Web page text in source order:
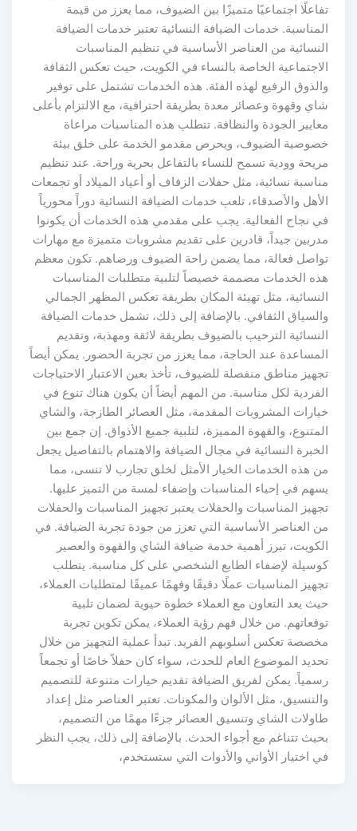
تفاعلًا اجتماعيًا متميزًا بين الضيوف، مما يعزز من قيمة
المناسبة. خدمات الضيافة النسائية تعتبر خدمات الضيافة
النسائية من العناصر الأساسية في تنظيم المناسبات
الاجتماعية الخاصة بالنساء في الكويت، حيث تعكس الثقافة
والذوق الرفيع لهذه الفئة. هذه الخدمات تشتمل على توفير
شاي وقهوة وعصائر معدة بطريقة احترافية، مع الالتزام بأعلى
معايير الجودة والنظافة. تتطلب هذه المناسبات مراعاة
خصوصية الضيوف، ويحرص مقدمو الخدمة على خلق بيئة
مريحة وودية تسمح للنساء بالتفاعل بحرية وراحة. عند تنظيم
مناسبة نسائية، مثل حفلات الزفاف أو أعياد الميلاد أو تجمعات
الأهل والأصدقاء، تلعب خدمات الضيافة النسائية دوراً محورياً
في نجاح الفعالية. يجب على مقدمي هذه الخدمات أن يكونوا
مدربين جيداً، قادرين على تقديم مشروبات متميزة مع مهارات
تواصل فعالة، مما يضمن راحة الضيوف ورضاهم. تكون معظم
هذه الخدمات مصممة خصيصاً لتلبية متطلبات المناسبات
النسائية، مثل تهيئة المكان بطريقة تعكس المظهر الجمالي
والسياق الثقافي. بالإضافة إلى ذلك، تشمل خدمات الضيافة
النسائية الترحيب بالضيوف بطريقة لائقة ومهذبة، وتقديم
المساعدة عند الحاجة، مما يعزز من تجربة الحضور. يمكن أيضاً
تجهيز مناطق منفصلة للضيوف، تأخذ بعين الاعتبار الاحتياجات
الفردية لكل مناسبة. من المهم أيضاً أن يكون هناك تنوع في
خيارات المشروبات المقدمة، مثل العصائر الطازجة، والشاي
المتنوع، والقهوة المميزة، لتلبية جميع الأذواق. إن جمع بين
الخبرة النسائية في مجال الضيافة والاهتمام بالتفاصيل يجعل
من هذه الخدمات الخيار الأمثل لخلق تجارب لا تنسى، مما
يسهم في إحياء المناسبات وإضفاء لمسة من التميز عليها.
تجهيز المناسبات والحفلات يعتبر تجهيز المناسبات والحفلات
من العناصر الأساسية التي تعزز من جودة تجربة الضيافة. في
الكويت، تبرز أهمية خدمة ضيافة الشاي والقهوة والعصير
كوسيلة لإضفاء الطابع الشخصي على كل مناسبة. يتطلب
تجهيز المناسبات عملًا دقيقًا وفهمًا عميقًا لمتطلبات العملاء،
حيث يعد التعاون مع العملاء خطوة حيوية لضمان تلبية
توقعاتهم. من خلال فهم رؤية العملاء، يمكن تكوين تجربة
مخصصة تعكس أسلوبهم الفريد. تبدأ عملية التجهيز من خلال
تحديد الموضوع العام للحدث، سواء كان حفلاً خاصًا أو تجمعاً
رسمياً. يمكن لفريق الضيافة تقديم خيارات متنوعة للتصميم
والتنسيق، مثل الألوان والمكونات. تعتبر العناصر مثل إعداد
طاولات الشاي وتنسيق العصائر جزءًا مهمًا من التصميم،
بحيث تتناغم مع أجواء الحدث. بالإضافة إلى ذلك، يجب النظر
في اختيار الأواني والأدوات التي ستستخدم،